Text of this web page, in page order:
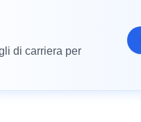
di carriera per